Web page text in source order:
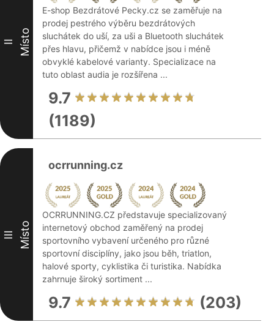
II Místo
E-shop Bezdrátové Pecky.cz se zaměřuje na
prodej pestrého výběru bezdrátových
sluchátek do uší, za uši a Bluetooth sluchátek
přes hlavu, přičemž v nabídce jsou i méně
obvyklé kabelové varianty. Specializace na
tuto oblast audia je rozšířena ...
9.7
(1189)
III Místo
ocrrunning.cz
OCRRUNNING.CZ představuje specializovaný
internetový obchod zaměřený na prodej
sportovního vybavení určeného pro různé
sportovní disciplíny, jako jsou běh, triatlon,
halové sporty, cyklistika či turistika. Nabídka
zahrnuje široký sortiment ...
9.7 (203)